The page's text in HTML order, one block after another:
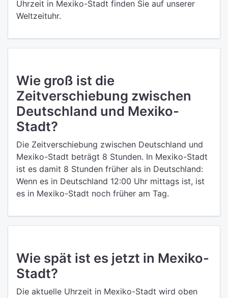
Uhrzeit in Mexiko-Stadt finden Sie auf unserer
Weltzeituhr.
Wie groß ist die
Zeitverschiebung zwischen
Deutschland und Mexiko-
Stadt?
Die Zeitverschiebung zwischen Deutschland und
Mexiko-Stadt beträgt 8 Stunden. In Mexiko-Stadt
ist es damit 8 Stunden früher als in Deutschland:
Wenn es in Deutschland 12:00 Uhr mittags ist, ist
es in Mexiko-Stadt noch früher am Tag.
Wie spät ist es jetzt in Mexiko-
Stadt?
Die aktuelle Uhrzeit in Mexiko-Stadt wird oben